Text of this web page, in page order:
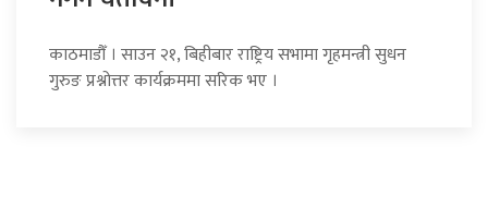
काठमाडौँ । साउन २१, बिहीबार राष्ट्रिय सभामा गृहमन्त्री सुधन
गुरुङ प्रश्नोत्तर कार्यक्रममा सरिक भए ।